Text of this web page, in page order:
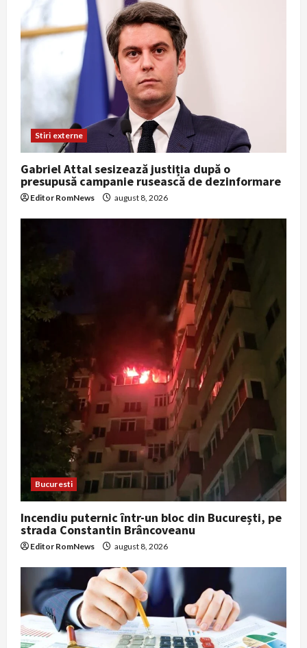
Stiri externe
Gabriel Attal sesizează justiția după o
presupusă campanie rusească de dezinformare
Editor RomNews august 8, 2026
Bucuresti
Incendiu puternic într-un bloc din București, pe
strada Constantin Brâncoveanu
Editor RomNews august 8, 2026